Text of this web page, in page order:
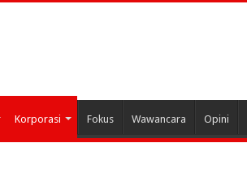
Korporasi Fokus Wawancara Opini